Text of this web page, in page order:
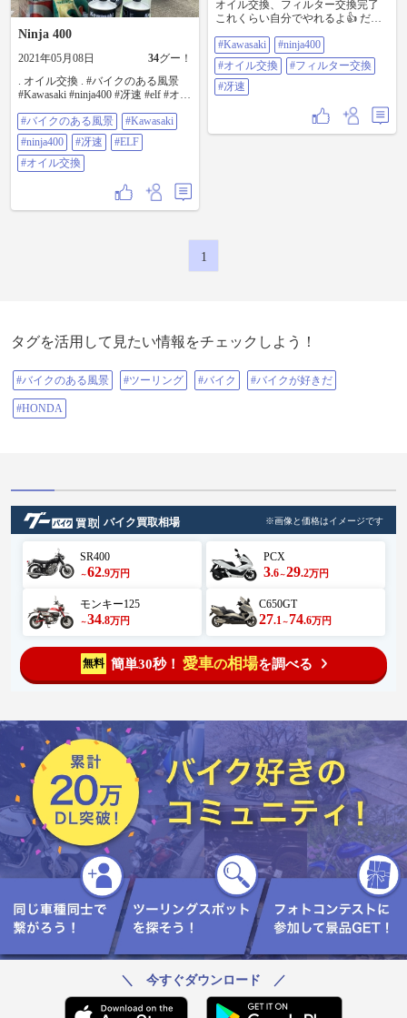
Ninja 400
2021年05月08日 34グー！
. オイル交換 . #バイクのある風景
#Kawasaki #ninja400 #冴速 #elf #オイ
#バイクのある風景
#Kawasaki
#ninja400
#冴速
#ELF
#オイル交換
オイル交換、フィルター交換完了
これくらい自分でやれるよ👍 だっ
#ninja400 #オイル交換 #フィルター
交換 #冴速
#Kawasaki
#ninja400
#オイル交換
#フィルター交換
#冴速
1
タグを活用して見たい情報をチェックしよう！
#バイクのある風景 #ツーリング #バイク #バイクが好きだ
#HONDA
バイク買取相場 ※画像と価格はイメージです
SR400
～62.9万円
PCX
3.6～29.2万円
モンキー125
～34.8万円
C650GT
27.1 ～ 74.6万円
無料 簡単30秒！ 愛車の相場を調べる
＼ 今すぐダウンロード ／